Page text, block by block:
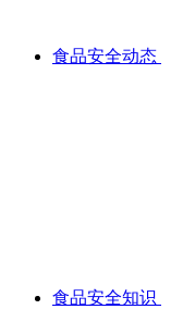
食品安全动态
食品安全知识